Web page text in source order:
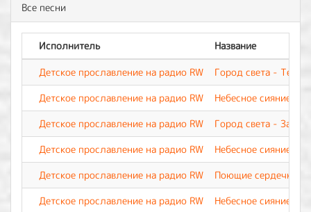
Все песни
Исполнитель
Название
Детское прославление на радио RW
Город света - Тебя
Детское прославление на радио RW
Небесное сияние -
Детское прославление на радио RW
Город света - За
Детское прославление на радио RW
Небесное сияние -
Детское прославление на радио RW
Поющие сердечки -
Детское прославление на радио RW
Небесное сияние -